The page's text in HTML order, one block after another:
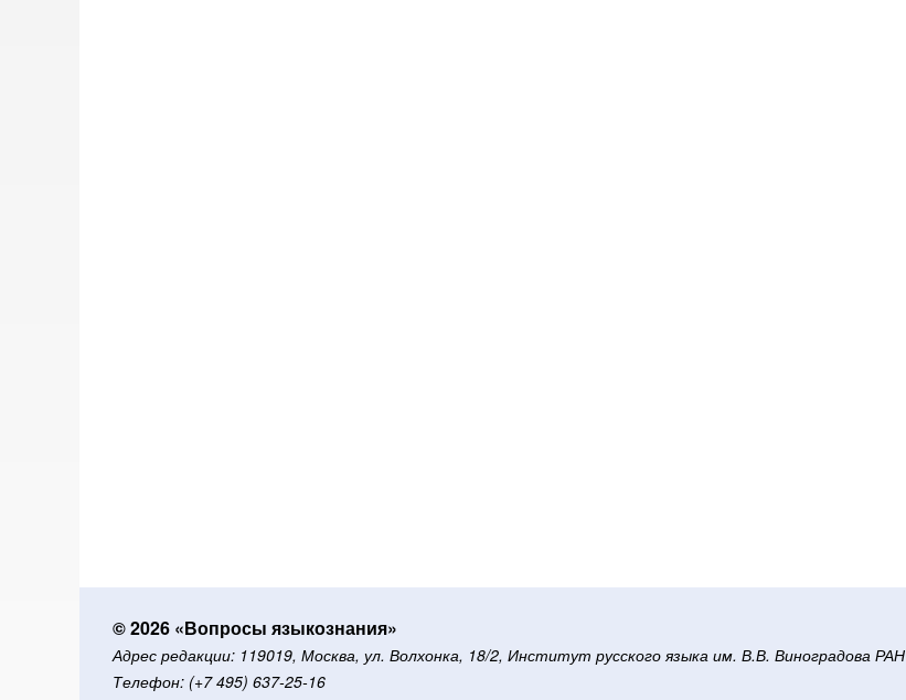
© 2026 «Вопросы языкознания»
Адрес редакции: 119019, Москва, ул. Волхонка, 18/2, Институт русского языка им. В.В. Виноградова РАН
Телефон: (+7 495) 637-25-16